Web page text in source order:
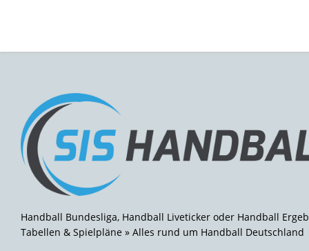
Handball Bundesliga, Handball Liveticker oder Handball
Tabellen & Spielpläne » Alles rund um Handball Deutschland